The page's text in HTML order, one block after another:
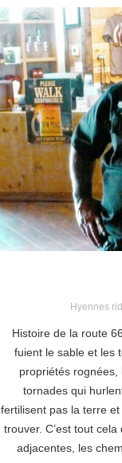
Hyennes
Histoire de la route
fuient le sable et les
propriétés
tornades qui
fertilisent pas la terre
trouver. C’est tout
adjacentes, les